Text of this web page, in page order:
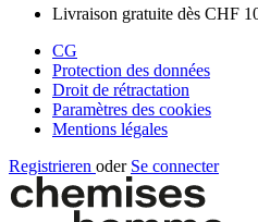
Livraison gratuite dès CHF
CG
Protection des données
Droit de rétractation
Paramètres des cookies
Mentions légales
Registrieren oder Se connecter